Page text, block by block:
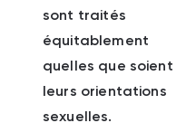
sont traités
équitablement
quelles que soient
leurs orientations
sexuelles.